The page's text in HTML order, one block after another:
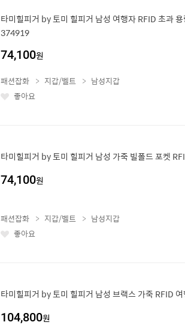
타미힐피거 by 토미 힐피거 남성 여행자 RFID 초과
374919
74,100원
좋
패션잡화 지갑/벨트
남성지갑
좋아요
타미힐피거 by 토미 힐피거 남성 가죽 빌폴드 포켓
74,100원
좋
패션잡화 지갑/벨트
남성지갑
좋아요
타미힐피거 by 토미 힐피거 남성 브랙스 가죽 RFID
104,800원